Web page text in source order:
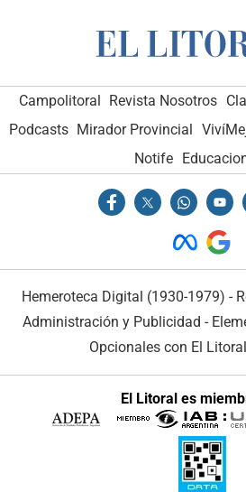
Campolitoral Revista Nosotros
Podcasts Mirador Provincial
Notife
Hemeroteca Digital (1930-1979) -
Administración y Publicidad -
Opcionales con El Litoral
El Litoral es